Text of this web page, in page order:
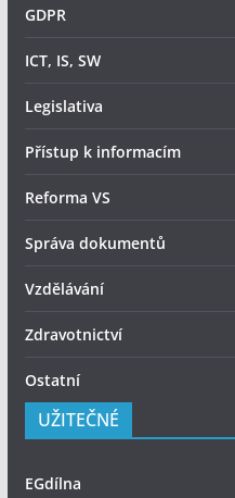
GDPR
ICT, IS, SW
Legislativa
Přístup k informacím
Reforma VS
Správa dokumentů
Vzdělávání
Zdravotnictví
Ostatní
UŽITEČNÉ
EGdílna